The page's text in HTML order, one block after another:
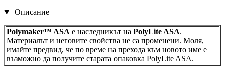
Описание
Polymaker™ ASA е наследникът на PolyLite ASA.
Материалът и неговите свойства не са променени. Моля,
имайте предвид, че по време на прехода към новото име е
възможно да получите старата опаковка PolyLite ASA.